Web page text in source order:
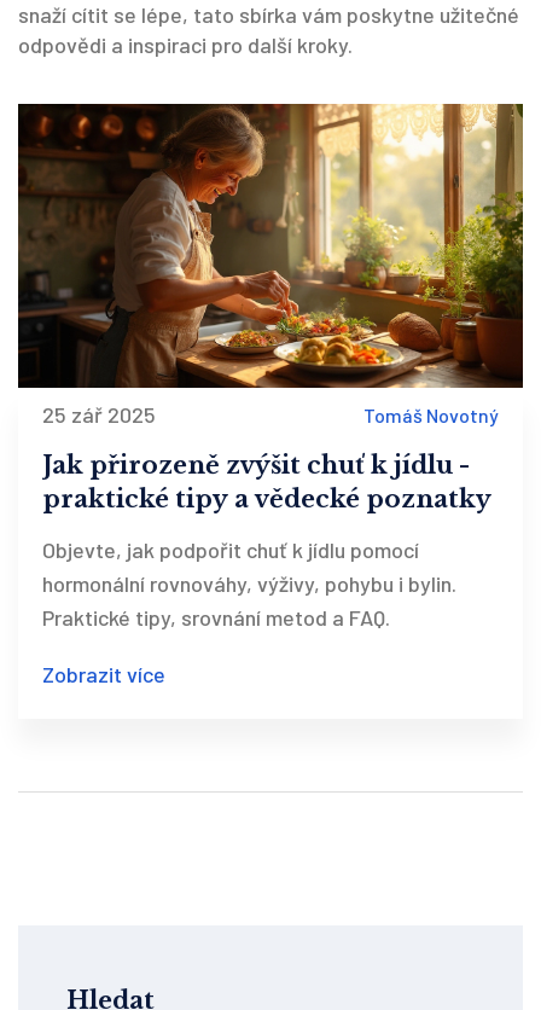
snaží cítit se lépe, tato sbírka vám poskytne užitečné
odpovědi a inspiraci pro další kroky.
25 zář 2025 Tomáš Novotný
Jak přirozeně zvýšit chuť k jídlu -
praktické tipy a vědecké poznatky
Objevte, jak podpořit chuť k jídlu pomocí
hormonální rovnováhy, výživy, pohybu i bylin.
Praktické tipy, srovnání metod a FAQ.
Zobrazit více
Hledat